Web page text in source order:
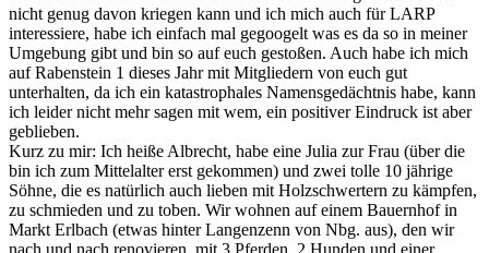
nicht genug davon kriegen kann und ich mich auch für LARP
interessiere, habe ich einfach mal gegoogelt was es da so in meiner
Umgebung gibt und bin so auf euch gestoßen. Auch habe ich mich
auf Rabenstein 1 dieses Jahr mit Mitgliedern von euch gut
unterhalten, da ich ein katastrophales Namensgedächtnis habe, kann
ich leider nicht mehr sagen mit wem, ein positiver Eindruck ist aber
geblieben.
Kurz zu mir: Ich heiße Albrecht, habe eine Julia zur Frau (über die
bin ich zum Mittelalter erst gekommen) und zwei tolle 10 jährige
Söhne, die es natürlich auch lieben mit Holzschwertern zu kämpfen,
zu schmieden und zu toben. Wir wohnen auf einem Bauernhof in
Markt Erlbach (etwas hinter Langenzenn von Nbg. aus), den wir